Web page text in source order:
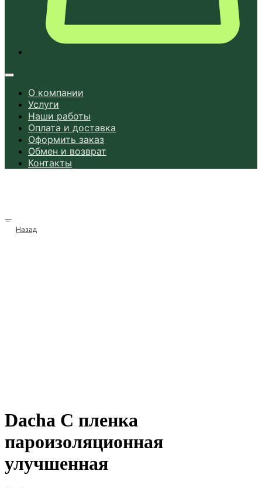
О компании
Услуги
Наши работы
Оплата и доставка
Оформить заказ
Обмен и возврат
Контакты
→
Назад
Dacha C пленка
пароизоляционная
улучшенная